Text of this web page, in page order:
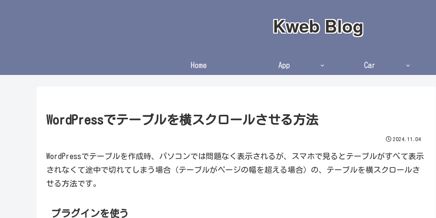
Kweb Blog
Home App Car
WordPressでテーブルを横スクロールさせる方法
2024.11.04
WordPressでテーブルを作成時、パソコンでは問題なく表示されるが、スマホで見るとテーブルがすべて表示
されなくて途中で切れてしまう場合（テーブルがページの幅を超える場合）の、テーブルを横スクロールさ
せる方法です。
プラグインを使う